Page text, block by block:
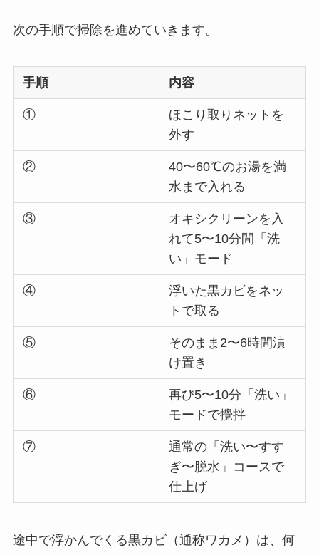
次の手順で掃除を進めていきます。
手順 内容
①
ほこり取りネットを
外す
②
40〜60℃のお湯を満
水まで入れる
③
オキシクリーンを入
れて5〜10分間「洗
い」モード
④
浮いた黒カビをネッ
トで取る
⑤
そのまま2〜6時間漬
け置き
⑥
再び5〜10分「洗い」
モードで攪拌
⑦
通常の「洗い〜すす
ぎ〜脱水」コースで
仕上げ
途中で浮かんでくる黒カビ（通称ワカメ）は、何